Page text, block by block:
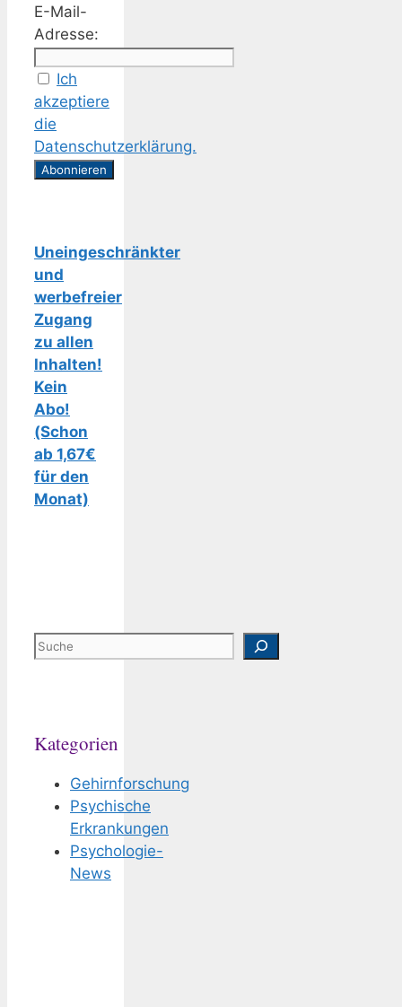
E-Mail-
Adresse:
Ich
akzeptiere
die
Datenschutzerklärung.
Uneingeschränkter
und
werbefreier
Zugang
zu allen
Inhalten!
Kein
Abo!
(Schon
ab 1,67€
für den
Monat)
Suchen
Kategorien
Gehirnforschung
Psychische
Erkrankungen
Psychologie-
News